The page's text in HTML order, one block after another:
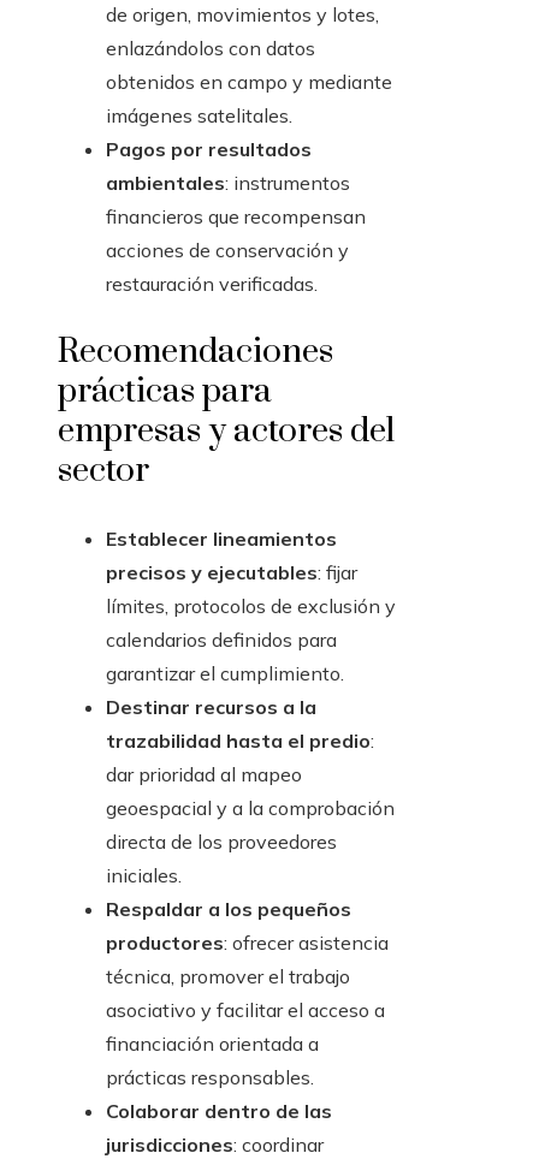
de origen, movimientos y lotes,
enlazándolos con datos
obtenidos en campo y mediante
imágenes satelitales.
Pagos por resultados
ambientales: instrumentos
financieros que recompensan
acciones de conservación y
restauración verificadas.
Recomendaciones
prácticas para
empresas y actores del
sector
Establecer lineamientos
precisos y ejecutables: fijar
límites, protocolos de exclusión y
calendarios definidos para
garantizar el cumplimiento.
Destinar recursos a la
trazabilidad hasta el predio:
dar prioridad al mapeo
geoespacial y a la comprobación
directa de los proveedores
iniciales.
Respaldar a los pequeños
productores: ofrecer asistencia
técnica, promover el trabajo
asociativo y facilitar el acceso a
financiación orientada a
prácticas responsables.
Colaborar dentro de las
jurisdicciones: coordinar